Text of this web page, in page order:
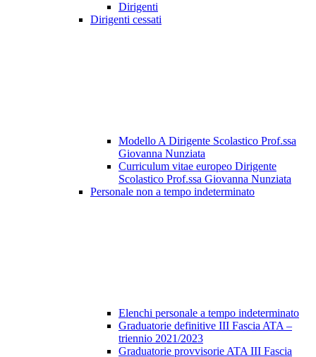
Dirigenti
Dirigenti cessati
Modello A Dirigente Scolastico Prof.ssa
Giovanna Nunziata
Curriculum vitae europeo Dirigente
Scolastico Prof.ssa Giovanna Nunziata
Personale non a tempo indeterminato
Elenchi personale a tempo indeterminato
Graduatorie definitive III Fascia ATA –
triennio 2021/2023
Graduatorie provvisorie ATA III Fascia